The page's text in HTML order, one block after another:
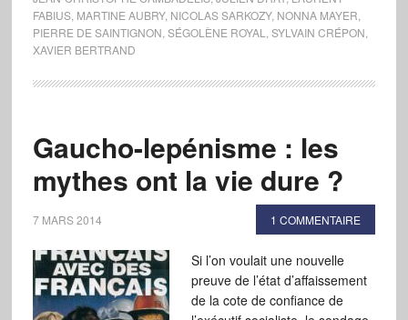
FABIUS, MARTINE AUBRY, NICOLAS SARKOZY, NONNA MAYER
PIERRE DE SAINTIGNON SÉGOLÈNE ROYAL SYLVAIN CRÉPON
XAVIER BERTRAND
Gaucho-lepénisme : les
mythes ont la vie dure ?
7 MARS 2014 1 COMMENTAIRE
Si l’on voulait une nouvelle
preuve de l’état d’affaissement
de la cote de confiance de